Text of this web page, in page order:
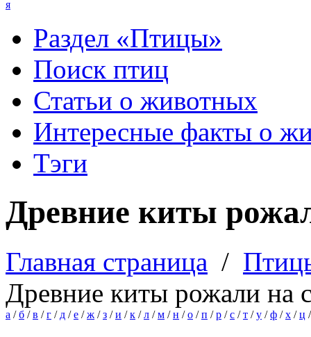
я
Раздел «Птицы»
Поиск птиц
Статьи о животных
Интересные факты о
Тэги
Древние киты
Главная страница /
Древние киты рожали на
а /б /в /г / д /е /ж /з /и /к /л /м /н /о /п /р /с /т /у /ф /х /ц